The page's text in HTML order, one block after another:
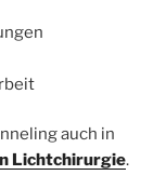
auch in
Lichtchirurgie.